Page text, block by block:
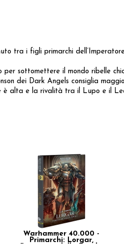
tra i figli primarchi
per sottomettere il mondo ribelle
dei Dark Angels consiglia
è alta e la rivalità tra il Lupo e il
Warhammer 40.000 -
Primarchi: Lorgar,